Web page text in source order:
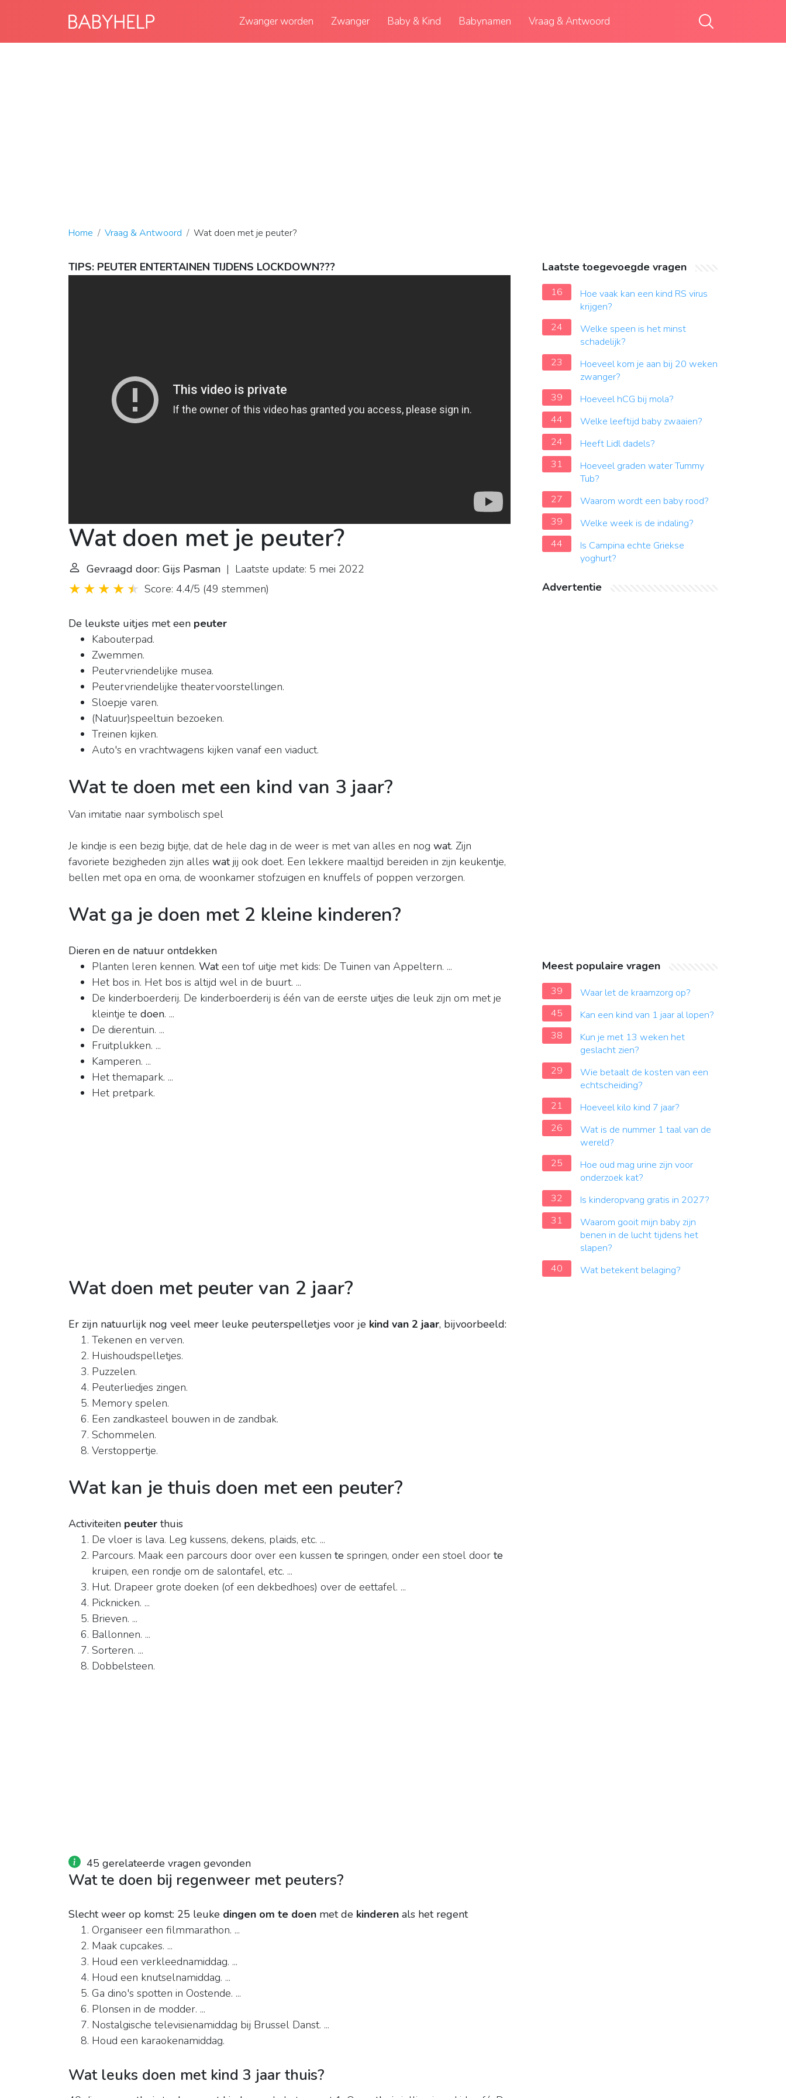
Zwanger worden Zwanger Baby & Kind Babynamen Vraag & Antwoord
Home Vraag & Antwoord Wat doen met je peuter?
TIPS: PEUTER ENTERTAINEN TIJDENS LOCKDOWN???
Wat doen met je peuter?
Gevraagd door: Gijs Pasman | Laatste update: 5 mei 2022
Score: 4.4/5 (49 stemmen)
De leukste uitjes met een peuter
Kabouterpad.
Zwemmen.
Peutervriendelijke musea.
Peutervriendelijke theatervoorstellingen.
Sloepje varen.
(Natuur)speeltuin bezoeken.
Treinen kijken.
Auto's en vrachtwagens kijken vanaf een viaduct.
Wat te doen met een kind van 3 jaar?
Van imitatie naar symbolisch spel
Je kindje is een bezig bijtje, dat de hele dag in de weer is met van alles en nog wat. Zijn
favoriete bezigheden zijn alles watjij ook doet. Een lekkere maaltijd bereiden in zijn keukentje,
bellen met opa en oma, de woonkamer stofzuigen en knuffels of poppen verzorgen.
Wat ga je doen met 2 kleine kinderen?
Dieren en de natuur ontdekken
Planten leren kennen. Wateen tof uitje met kids: De Tuinen van Appeltern. ...
Het bos in. Het bos is altijd wel in de buurt. ...
De kinderboerderij. De kinderboerderij is één van de eerste uitjes die leuk zijn om met je
kleintje te doen. ...
De dierentuin. ...
Fruitplukken. ...
Kamperen. ...
Het themapark. ...
Het pretpark.
Wat doen met peuter van 2 jaar?
Er zijn natuurlijk nog veel meer leuke peuterspelletjes voor je kind van 2 jaar, bijvoorbeeld:
Tekenen en verven.
Huishoudspelletjes.
Puzzelen.
Peuterliedjes zingen.
Memory spelen.
Een zandkasteel bouwen in de zandbak.
Schommelen.
Verstoppertje.
Wat kan je thuis doen met een peuter?
Activiteiten peuter thuis
De vloer is lava. Leg kussens, dekens, plaids, etc. ...
Parcours. Maak een parcours door over een kussen te springen, onder een stoel door te
kruipen, een rondje om de salontafel, etc. ...
Hut. Drapeer grote doeken (of een dekbedhoes) over de eettafel. ...
Picknicken. ...
Brieven. ...
Ballonnen. ...
Sorteren. ...
Dobbelsteen.
45 gerelateerde vragen gevonden
Wat te doen bij regenweer met peuters?
Slecht weer op komst: 25 leuke dingen om te doen met de kinderen als het regent
Organiseer een filmmarathon. ...
Maak cupcakes. ...
Houd een verkleednamiddag. ...
Houd een knutselnamiddag. ...
Ga dino's spotten in Oostende. ...
Plonsen in de modder. ...
Nostalgische televisienamiddag bij Brussel Danst. ...
Houd een karaokenamiddag.
Wat leuks doen met kind 3 jaar thuis?
Laatste toegevoegde vragen
16
Hoe vaak kan een kind RS virus
krijgen?
24
Welke speen is het minst
schadelijk?
23
Hoeveel kom je aan bij 20 weken
zwanger?
39
Hoeveel hCG bij mola?
44
Welke leeftijd baby zwaaien?
24
Heeft Lidl dadels?
31
Hoeveel graden water Tummy
Tub?
27
Waarom wordt een baby rood?
39
Welke week is de indaling?
44
Is Campina echte Griekse
yoghurt?
Advertentie
Meest populaire vragen
39
Waar let de kraamzorg op?
45
Kan een kind van 1 jaar al lopen?
38
Kun je met 13 weken het
geslacht zien?
29
Wie betaalt de kosten van een
echtscheiding?
21
Hoeveel kilo kind 7 jaar?
26
Wat is de nummer 1 taal van de
wereld?
25
Hoe oud mag urine zijn voor
onderzoek kat?
32
Is kinderopvang gratis in 2027?
31
Waarom gooit mijn baby zijn
benen in de lucht tijdens het
slapen?
40
Wat betekent belaging?